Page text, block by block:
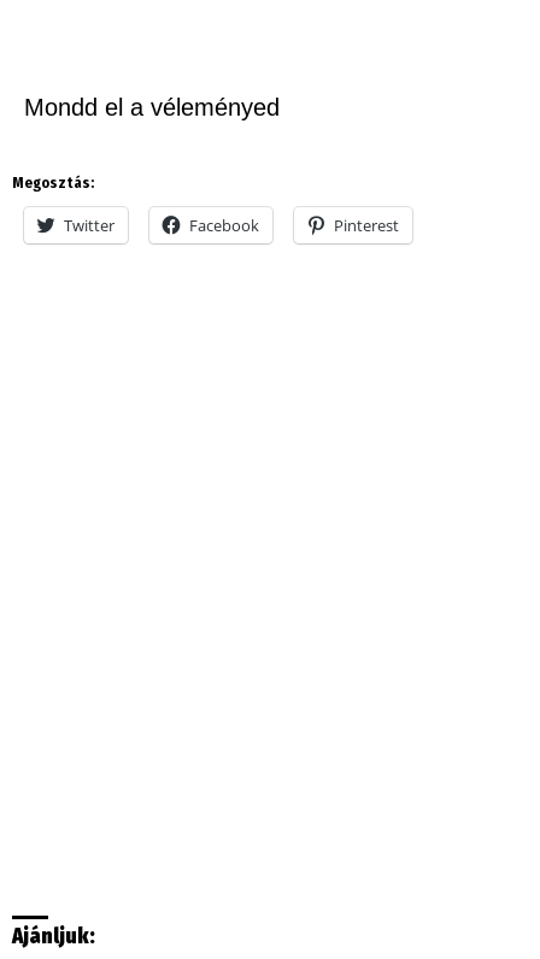
Mondd el a véleményed
Megosztás:
Twitter Facebook Pinterest
Ajánljuk: